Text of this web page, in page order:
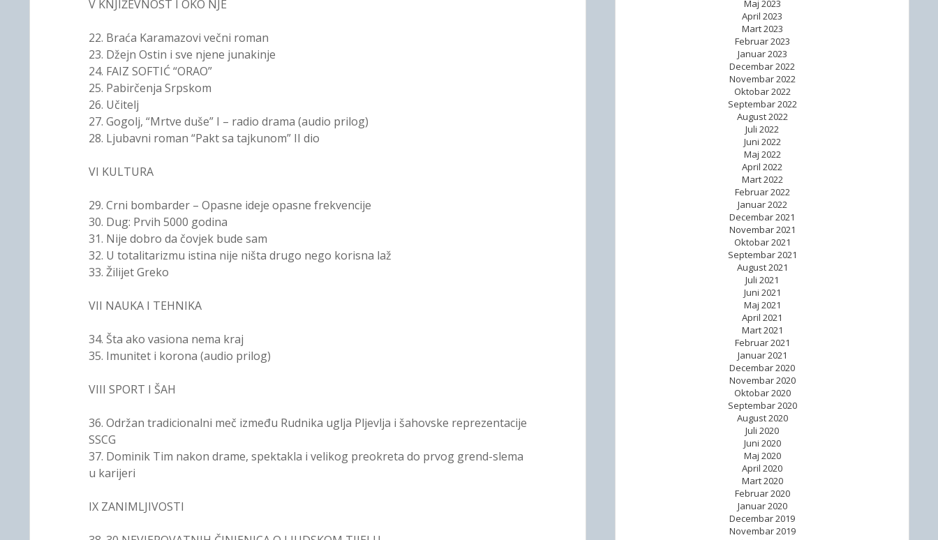
V KNJIŽEVNOST I OKO NJE
22. Braća Karamazovi večni roman
23. Džejn Ostin i sve njene junakinje
24. FAIZ SOFTIĆ “ORAO”
25. Pabirčenja Srpskom
26. Učitelj
27. Gogolj, “Mrtve duše” I – radio drama (audio prilog)
28. Ljubavni roman “Pakt sa tajkunom” II dio
VI KULTURA
29. Crni bombarder – Opasne ideje opasne frekvencije
30. Dug: Prvih 5000 godina
31. Nije dobro da čovjek bude sam
32. U totalitarizmu istina nije ništa drugo nego korisna laž
33. Žilijet Greko
VII NAUKA I TEHNIKA
34. Šta ako vasiona nema kraj
35. Imunitet i korona (audio prilog)
VIII SPORT I ŠAH
36. Održan tradicionalni meč između Rudnika uglja Pljevlja i šahovske reprezentacije
SSCG
37. Dominik Tim nakon drame, spektakla i velikog preokreta do prvog grend-slema
u karijeri
IX ZANIMLJIVOSTI
Maj 2023
April 2023
Mart 2023
Februar 2023
Januar 2023
Decembar 2022
Novembar 2022
Oktobar 2022
Septembar 2022
August 2022
Juli 2022
Juni 2022
Maj 2022
April 2022
Mart 2022
Februar 2022
Januar 2022
Decembar 2021
Novembar 2021
Oktobar 2021
Septembar 2021
August 2021
Juli 2021
Juni 2021
Maj 2021
April 2021
Mart 2021
Februar 2021
Januar 2021
Decembar 2020
Novembar 2020
Oktobar 2020
Septembar 2020
August 2020
Juli 2020
Juni 2020
Maj 2020
April 2020
Mart 2020
Februar 2020
Januar 2020
Decembar 2019
Novembar 2019